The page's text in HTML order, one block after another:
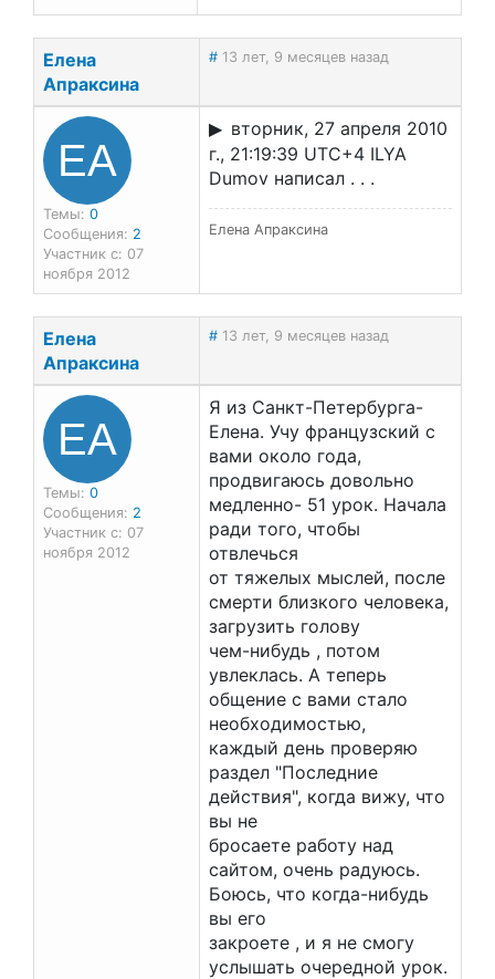
Елена
Апраксина
# 13 лет, 9 месяцев назад
ЕА
Темы: 0
Сообщения: 2
Участник с: 07
ноября 2012
вторник, 27 апреля 2010
г., 21:19:39 UTC+4 ILYA
Dumov написал . . .
Елена Апраксина
Елена
Апраксина
# 13 лет, 9 месяцев назад
ЕА
Темы: 0
Сообщения: 2
Участник с: 07
ноября 2012
Я из Санкт-Петербурга-
Елена. Учу французский с
вами около года,
продвигаюсь довольно
медленно- 51 урок. Начала
ради того, чтобы
отвлечься
от тяжелых мыслей, после
смерти близкого человека,
загрузить голову
чем-нибудь , потом
увлеклась. А теперь
общение с вами стало
необходимостью,
каждый день проверяю
раздел "Последние
действия", когда вижу, что
вы не
бросаете работу над
сайтом, очень радуюсь.
Боюсь, что когда-нибудь
вы его
закроете , и я не смогу
услышать очередной урок.